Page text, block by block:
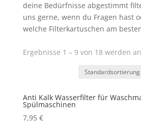
deine Bedürfnisse abgestimmt
uns gerne, wenn du Fragen hast
welche Filterkartuschen am
Ergebnisse 1 – 9 von 18 werden
Anti Kalk Wasserfilter für
Spülmaschinen
7,95 €